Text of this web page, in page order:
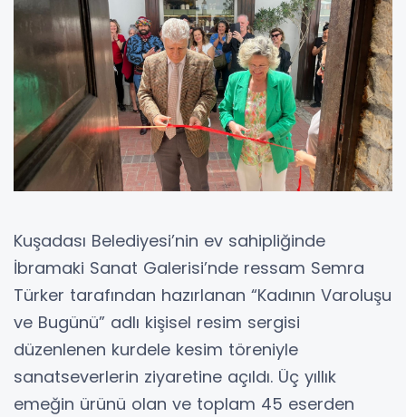
Kuşadası Belediyesi’nin ev sahipliğinde
İbramaki Sanat Galerisi’nde ressam Semra
Türker tarafından hazırlanan “Kadının Varoluşu
ve Bugünü” adlı kişisel resim sergisi
düzenlenen kurdele kesim töreniyle
sanatseverlerin ziyaretine açıldı. Üç yıllık
emeğin ürünü olan ve toplam 45 eserden